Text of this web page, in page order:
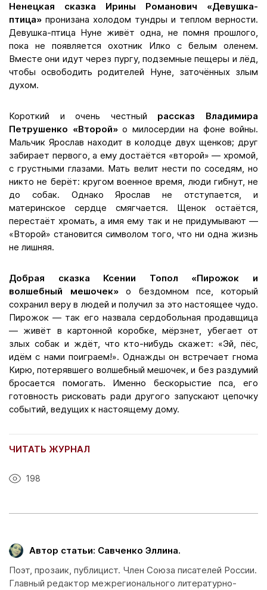
Ненецкая сказка Ирины Романович «Девушка-
птица» пронизана холодом тундры и теплом верности.
Девушка-птица Нуне живёт одна, не помня прошлого,
пока не появляется охотник Илко с белым оленем.
Вместе они идут через пургу, подземные пещеры и лёд,
чтобы освободить родителей Нуне, заточённых злым
духом.
Короткий и очень честный рассказ Владимира
Петрушенко «Второй»о милосердии на фоне войны.
Мальчик Ярослав находит в колодце двух щенков; друг
забирает первого, а ему достаётся «второй» — хромой,
с грустными глазами. Мать велит нести по соседям, но
никто не берёт: кругом военное время, люди гибнут, не
до собак. Однако Ярослав не отступается, и
материнское сердце смягчается. Щенок остаётся,
перестаёт хромать, а имя ему так и не придумывают —
«Второй» становится символом того, что ни одна жизнь
не лишняя.
Добрая сказка Ксении Топол «Пирожок и
волшебный мешочек»о бездомном псе, который
сохранил веру в людей и получил за это настоящее чудо.
Пирожок — так его назвала сердобольная продавщица
— живёт в картонной коробке, мёрзнет, убегает от
злых собак и ждёт, что кто-нибудь скажет: «Эй, пёс,
идём с нами поиграем!». Однажды он встречает гнома
Кирю, потерявшего волшебный мешочек, и без раздумий
бросается помогать. Именно бескорыстие пса, его
готовность рисковать ради другого запускают цепочку
событий, ведущих к настоящему дому.
ЧИТАТЬ ЖУРНАЛ
198
Автор статьи: Савченко Эллина.
Поэт, прозаик, публицист. Член Союза писателей России.
Главный редактор межрегионального литературно-